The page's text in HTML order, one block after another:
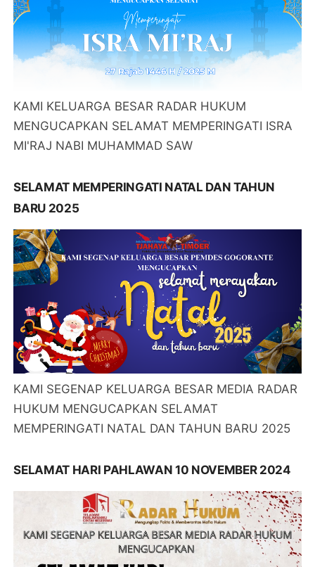
KAMI KELUARGA BESAR RADAR HUKUM
MENGUCAPKAN SELAMAT MEMPERINGATI ISRA
MI'RAJ NABI MUHAMMAD SAW
SELAMAT MEMPERINGATI NATAL DAN TAHUN
BARU 2025
KAMI SEGENAP KELUARGA BESAR MEDIA RADAR
HUKUM MENGUCAPKAN SELAMAT
MEMPERINGATI NATAL DAN TAHUN BARU 2025
SELAMAT HARI PAHLAWAN 10 NOVEMBER 2024